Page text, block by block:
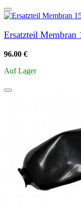
Ersatzteil
96.00 €
Auf Lager